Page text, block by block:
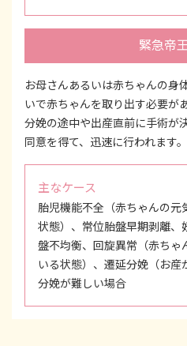
緊急帝
お母さんあるいは赤ちゃんの身
いで赤ちゃんを取り出す必要が
分娩の途中や出産直前に手術が
同意を得て、迅速に行われます。
主なケース
胎児機能不全（赤ちゃんの元
状態）、常位胎盤早期剥離、
盤不均衡、回旋異常（赤ちゃ
いる状態）、遷延分娩（お産
分娩が難しい場合